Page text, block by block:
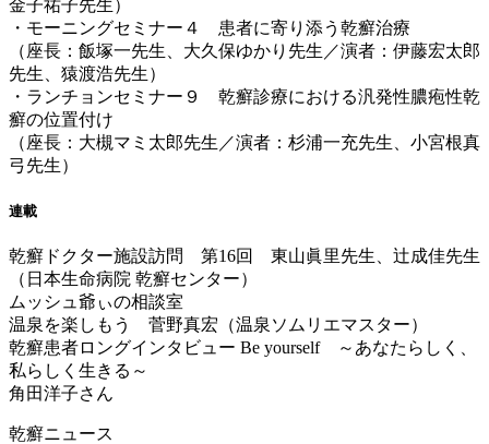
金子祐子先生）
・モーニングセミナー４ 患者に寄り添う乾癬治療
（座長：飯塚一先生、大久保ゆかり先生／演者：伊藤宏太郎
先生、猿渡浩先生）
・ランチョンセミナー９ 乾癬診療における汎発性膿疱性乾
癬の位置付け
（座長：大槻マミ太郎先生／演者：杉浦一充先生、小宮根真
弓先生）
連載
乾癬ドクター施設訪問 第16回 東山眞里先生、辻成佳先生
（日本生命病院 乾癬センター）
ムッシュ爺ぃの相談室
温泉を楽しもう 菅野真宏（温泉ソムリエマスター）
乾癬患者ロングインタビュー Be yourself ～あなたらしく、
私らしく生きる～
角田洋子さん
乾癬ニュース